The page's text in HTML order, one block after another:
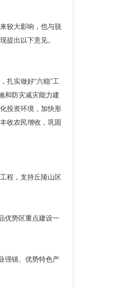
较大影响，也与脱
提出以下意见。
扎实做好“六稳”工
和防灾减灾能力建
投资环境，加快形
收农民增收，巩固
程，支持丘陵山区
优势区重点建设一
强镇、优势特色产